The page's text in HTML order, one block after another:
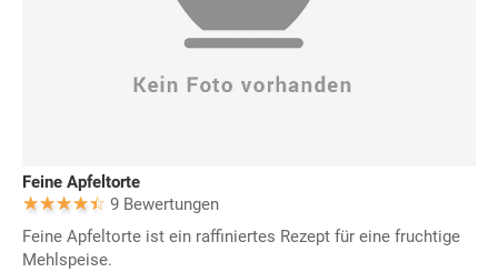
Feine Apfeltorte
9 Bewertungen
Feine Apfeltorte ist ein raffiniertes Rezept für eine fruchtige
Mehlspeise.